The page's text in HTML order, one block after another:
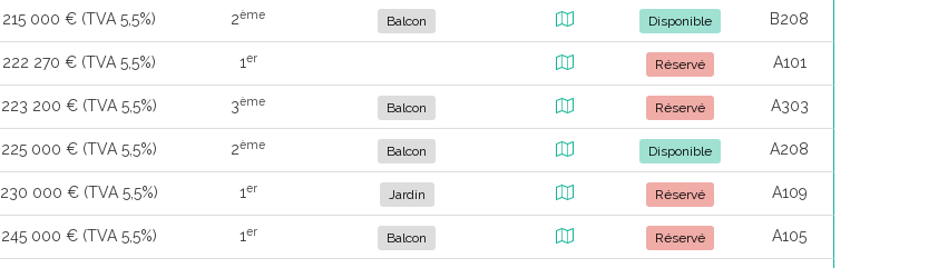
215 000 € (TVA 5,5%) 2ème Balcon Disponible B208
222 270 € (TVA 5,5%) 1er Réservé A101
223 200 € (TVA 5,5%) 3ème Balcon Réservé A303
225 000 € (TVA 5,5%) 2ème Balcon Disponible A208
230 000 € (TVA 5,5%) 1er Jardin Réservé A109
245 000 € (TVA 5,5%) 1er Balcon Réservé A105